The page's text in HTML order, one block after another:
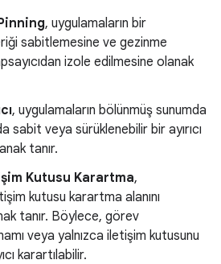
, uygulamaların bir
sabitlemesine ve gezinme
izole edilmesine olanak
, uygulamaların bölünmüş sunumda
sabit veya sürüklenebilir bir ayırıcı
tanır.
Kutusu Karartma,
kutusu karartma alanını
tanır. Böylece, görev
veya yalnızca iletişim kutusunu
karartılabilir.